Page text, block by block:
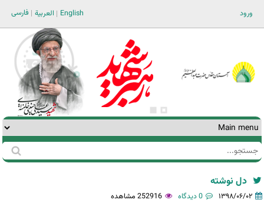
ورود فارسی العربية English
فرم
جستجو
جستجو
دل نوشته
۱۳۹۸/۰۶/۰۲ 0 دیدگاه 252916 مشاهده